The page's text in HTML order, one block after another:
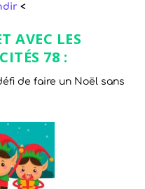
<
AVEC LES
78 :
de faire un Noël sans